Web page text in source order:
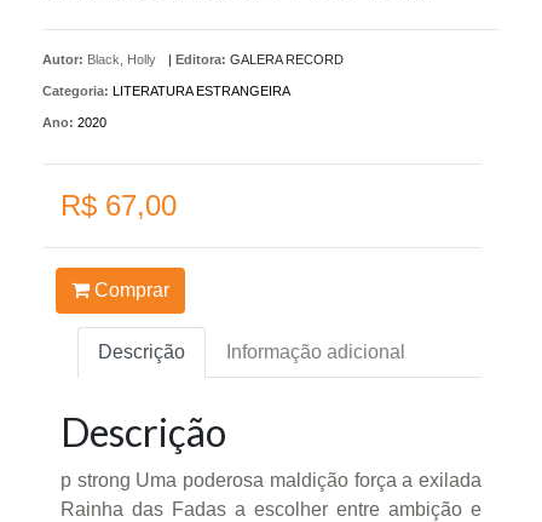
Autor: Black, Holly | Editora: GALERA RECORD
Categoria: LITERATURA ESTRANGEIRA
Ano: 2020
R$ 67,00
Comprar
Descrição Informação adicional
Descrição
p strong Uma poderosa maldição força a exilada
Rainha das Fadas a escolher entre ambição e